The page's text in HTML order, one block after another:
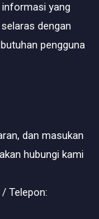
yang
dengan
pengguna
dan masukan
hubungi kami
Telepon: